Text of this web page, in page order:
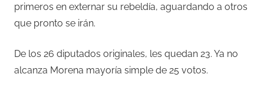
primeros en externar su rebeldía, aguardando a otros
que pronto se irán.
De los 26 diputados originales, les quedan 23. Ya no
alcanza Morena mayoría simple de 25 votos.